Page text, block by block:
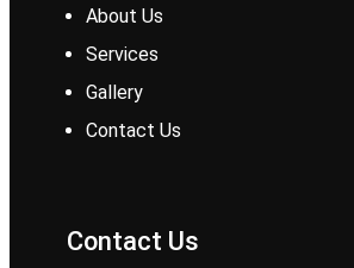
About Us
Services
Gallery
Contact Us
Contact Us